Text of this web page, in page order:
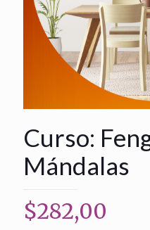
Curso:
Mándalas
$282,00